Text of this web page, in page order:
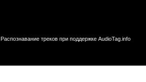
Распознавание треков при поддержке AudioTag.info